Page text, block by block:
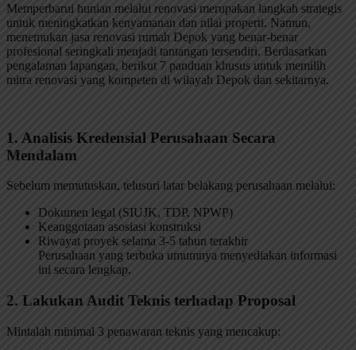
Memperbarui hunian melalui renovasi merupakan langkah strategis
untuk meningkatkan kenyamanan dan nilai properti. Namun,
menemukan jasa renovasi rumah Depok yang benar-benar
profesional seringkali menjadi tantangan tersendiri. Berdasarkan
pengalaman lapangan, berikut 7 panduan khusus untuk memilih
mitra renovasi yang kompeten di wilayah Depok dan sekitarnya.
1. Analisis Kredensial Perusahaan Secara
Mendalam
Sebelum memutuskan, telusuri latar belakang perusahaan melalui:
Dokumen legal (SIUJK, TDP, NPWP)
Keanggotaan asosiasi konstruksi
Riwayat proyek selama 3-5 tahun terakhir
Perusahaan yang terbuka umumnya menyediakan informasi
ini secara lengkap.
2. Lakukan Audit Teknis terhadap Proposal
Mintalah minimal 3 penawaran teknis yang mencakup: